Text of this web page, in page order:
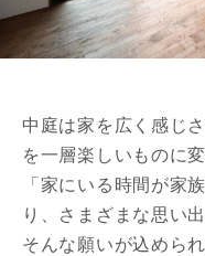
中庭は家を広く感じ
を一層楽しいものに
「家にいる時間が家
り、さまざまな思い
そんな願いが込めら